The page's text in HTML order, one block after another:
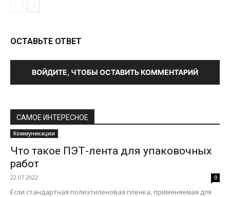
ОСТАВЬТЕ ОТВЕТ
ВОЙДИТЕ, ЧТОБЫ ОСТАВИТЬ КОММЕНТАРИЙ
САМОЕ ИНТЕРЕСНОЕ
Коммуникации
Что такое ПЭТ-лента для упаковочных
работ
22.07.2022 0
Если стандартная полиэтиленовая пленка, применяемая для